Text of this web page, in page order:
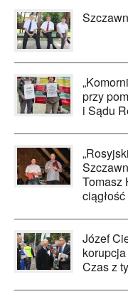
przy
i Sądu
Tomasz
Józef
Czas z